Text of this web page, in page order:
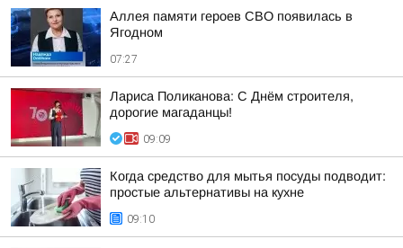
Аллея памяти героев СВО появилась в
Ягодном
07:27
Лариса Поликанова: С Днём строителя,
дорогие магаданцы!
09:09
Когда средство для мытья посуды подводит:
простые альтернативы на кухне
09:10